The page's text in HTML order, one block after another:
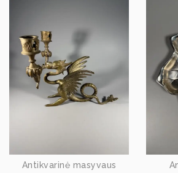
Antikvarinė masyvaus